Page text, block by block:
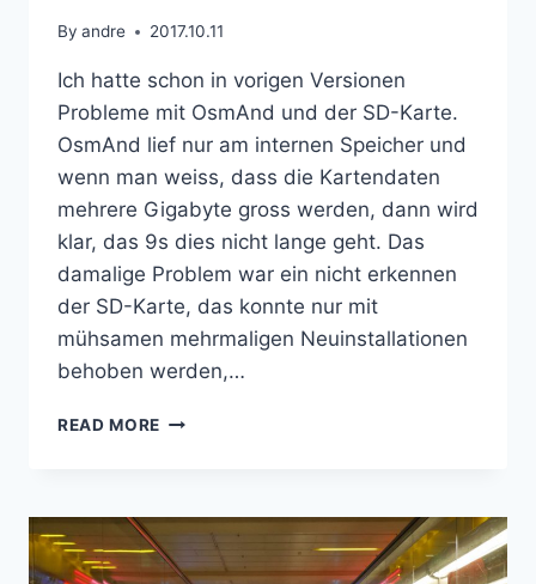
By andre 2017.10.11
Ich hatte schon in vorigen Versionen
Probleme mit OsmAnd und der SD-Karte.
OsmAnd lief nur am internen Speicher und
wenn man weiss, dass die Kartendaten
mehrere Gigabyte gross werden, dann wird
klar, das 9s dies nicht lange geht. Das
damalige Problem war ein nicht erkennen
der SD-Karte, das konnte nur mit
mühsamen mehrmaligen Neuinstallationen
behoben werden,…
READ MORE OSMAND-
KARTEN-
SCHREIBFEHLER
AUF